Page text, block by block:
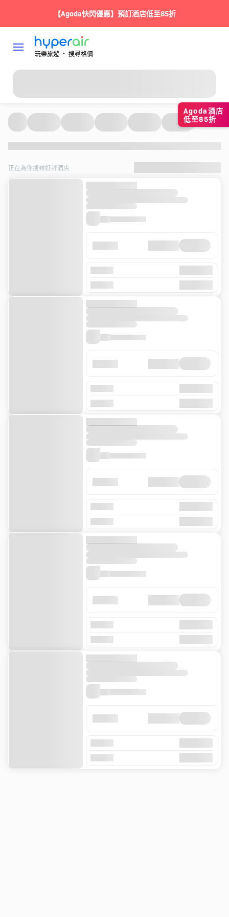
【Agoda快閃優惠】預訂酒店低至85折
玩樂旅遊 ‧ 搜尋格價
正在為你搜尋好評酒店
Agoda酒店
低至85折